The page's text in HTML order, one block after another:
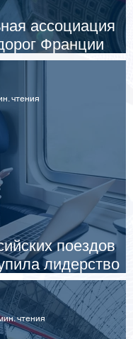
ассоциация
Франции
поджогах
поездов
лидерство
чтения
чтения